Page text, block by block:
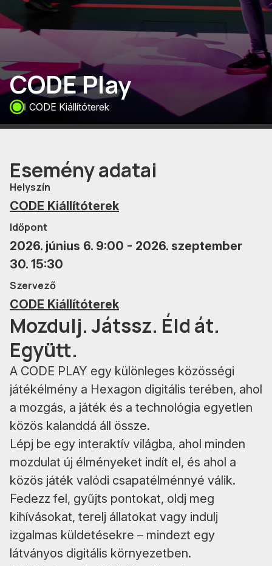
CODE Play
CODE Kiállítóterek
Esemény adatai
Helyszín
CODE Kiállítóterek
Időpont
2026. június 6. 9:00 - 2026. szeptember
30. 15:30
Szervező
CODE Kiállítóterek
Mozdulj. Játssz. Éld át.
Együtt.
A CODE PLAY egy különleges közösségi
játékélmény a Hexagon digitális terében, ahol
a mozgás, a játék és a technológia egyetlen
közös kalanddá áll össze.
Lépj be egy interaktív világba, ahol minden
mozdulat új élményeket indít el, és ahol a
közös játék valódi csapatélménnyé válik.
Fedezz fel, gyűjts pontokat, oldj meg
kihívásokat, terelj állatokat vagy indulj
izgalmas küldetésekre – mindezt egy
látványos digitális környezetben.